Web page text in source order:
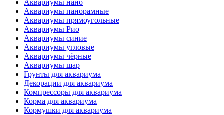
Аквариумы нано
Аквариумы панорамные
Аквариумы прямоугольные
Аквариумы Рио
Аквариумы синие
Аквариумы угловые
Аквариумы чёрные
Аквариумы шар
Грунты для аквариума
Декорации для аквариума
Компрессоры для аквариума
Корма для аквариума
Кормушки для аквариума